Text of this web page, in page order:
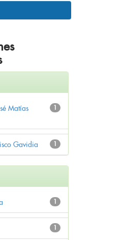
1
Matías
1
Gavidia
1
1